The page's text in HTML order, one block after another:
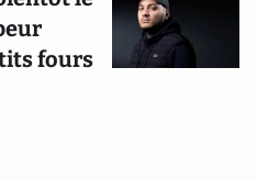
fours